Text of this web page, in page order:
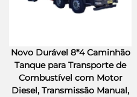
Novo Durável 8*4 Caminhão
Tanque para Transporte de
Combustível com Motor
Diesel, Transmissão Manual,